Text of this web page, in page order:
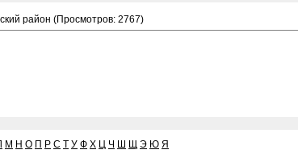
район (Просмотров: 2767)
М Н О П Р С Т У Ф Х Ц Ч Ш Щ Э Ю Я